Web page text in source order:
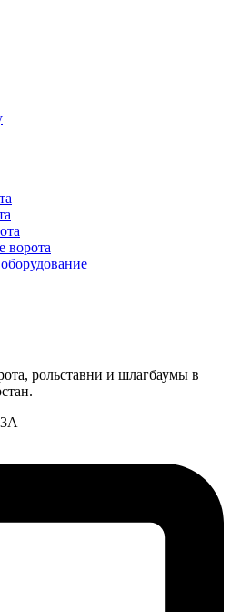
рольставни и шлагбаумы в